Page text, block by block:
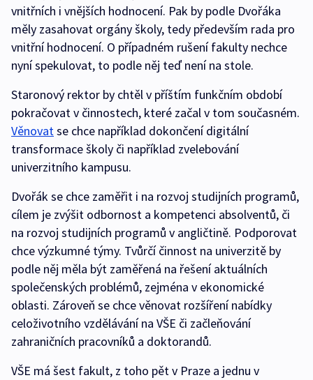
vnitřních i vnějších hodnocení. Pak by podle Dvořáka
měly zasahovat orgány školy, tedy především rada pro
vnitřní hodnocení. O případném rušení fakulty nechce
nyní spekulovat, to podle něj teď není na stole.
Staronový rektor by chtěl v příštím funkčním období
pokračovat v činnostech, které začal v tom současném.
Věnovatse chce například dokončení digitální
transformace školy či například zvelebování
univerzitního kampusu.
Dvořák se chce zaměřit i na rozvoj studijních programů,
cílem je zvýšit odbornost a kompetenci absolventů, či
na rozvoj studijních programů v angličtině. Podporovat
chce výzkumné týmy. Tvůrčí činnost na univerzitě by
podle něj měla být zaměřená na řešení aktuálních
společenských problémů, zejména v ekonomické
oblasti. Zároveň se chce věnovat rozšíření nabídky
celoživotního vzdělávání na VŠE či začleňování
zahraničních pracovníků a doktorandů.
VŠE má šest fakult, z toho pět v Praze a jednu v